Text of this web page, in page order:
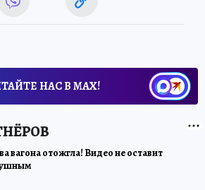
НАС В МАХ!
вагона отожгла! Видео не оставит